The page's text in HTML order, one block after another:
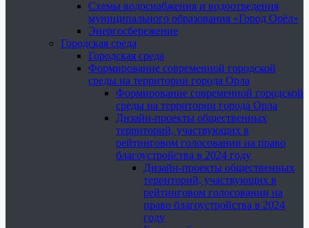
Схемы водоснабжения и водоотведения
муниципального образования «Город Орёл»
Энергосбережение
Городская среда
Городская среда
Формирование современной городской
среды на территории города Орла
Формирование современной городской
среды на территории города Орла
Дизайн-проекты общественных
территорий, участвующих в
рейтинговом голосовании на право
благоустройства в 2024 году
Дизайн-проекты общественных
территорий, участвующих в
рейтинговом голосовании на
право благоустройства в 2024
году